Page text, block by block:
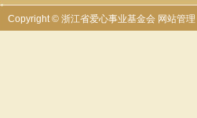
Copyright © 浙江省爱心事业基金会 网站管理